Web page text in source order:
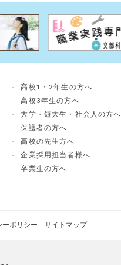
高校1・2年生の方へ
高校3年生の方へ
大学・短大生・社会人の方へ
保護者の方へ
高校の先生方へ
企業採用担当者様へ
卒業生の方へ
ーポリシー サイトマップ